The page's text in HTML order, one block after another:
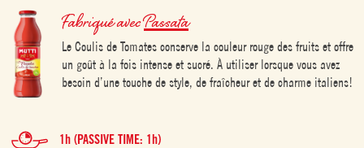
Fabriqué avecPassata
Le Coulis de Tomates conserve la couleur rouge des fruits et offre
un goût à la fois intense et sucré. À utiliser lorsque vous avez
besoin d’une touche de style, de fraîcheur et de charme italiens!
1h (PASSIVE TIME: 1h)